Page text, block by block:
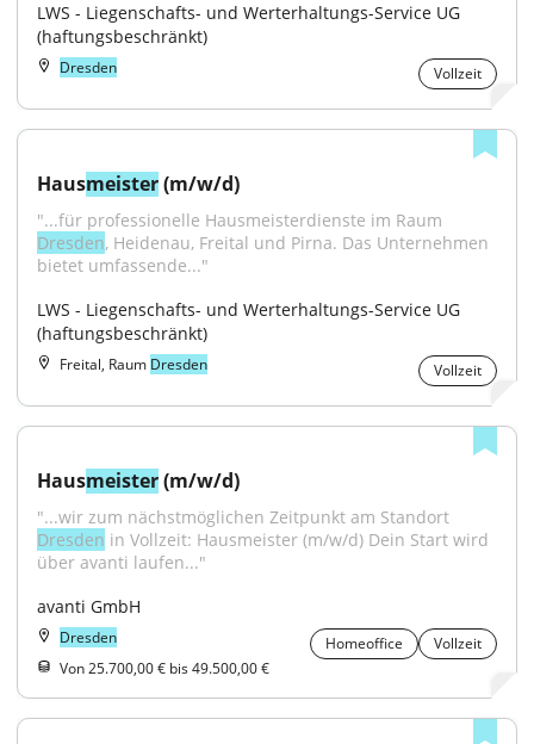
LWS - Liegenschafts- und Werterhaltungs-Service UG
(haftungsbeschränkt)
Dresden Vollzeit
Hausmeister (m/w/d)
Dresden, Heidenau, Freital und Pirna. Das Unternehmen
bietet umfassende..."
LWS - Liegenschafts- und Werterhaltungs-Service UG
(haftungsbeschränkt)
Freital, Raum Dresden Vollzeit
Hausmeister (m/w/d)
Dresden in Vollzeit: Hausmeister (m/w/d) Dein Start wird
über avanti laufen..."
avanti GmbH
Dresden Homeoffice
Vollzeit
Von 25.700,00 € bis 49.500,00 €